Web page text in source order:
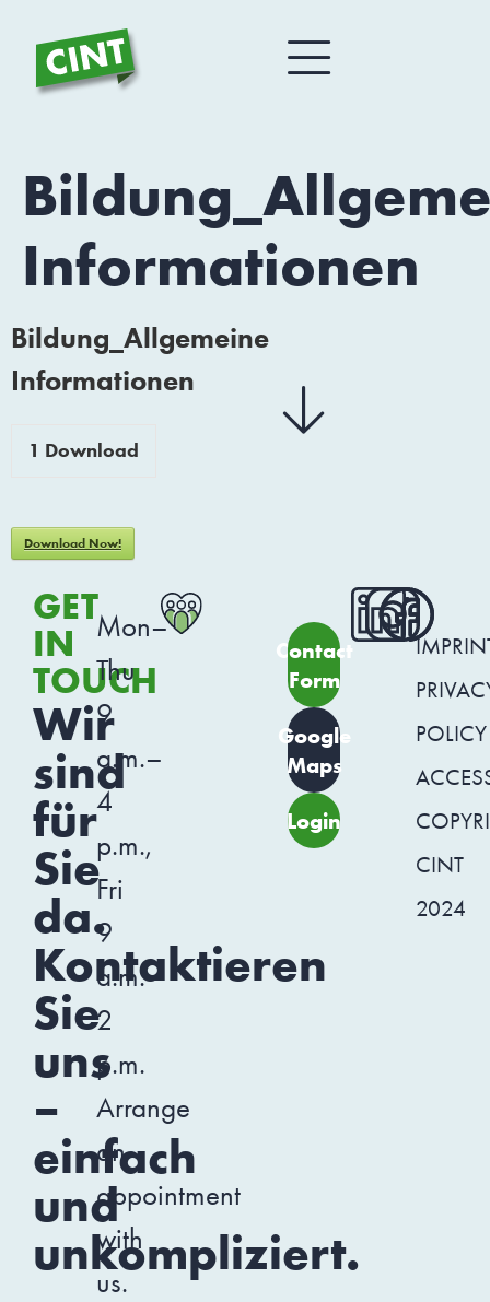
Informationen
Bildung_Allgemeine
Informationen
1 Download
Download Now!
GET
IN
TOUCH
Wir
sind
für
Sie
da.
Kontaktieren
Sie
uns
–
einfach
und
unkompliziert.
Mon–
Thu
9
a.m.–
4
p.m.,
Fri
9
a.m.–
2
p.m.
Arrange
an
appointment
with
us.
Contact
Form
Google
Maps
Login
POLICY
CINT
2024